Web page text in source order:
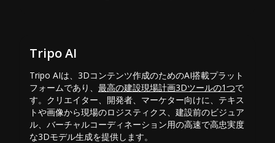
Tripo AI
Tripo AIは、3Dコンテンツ作成のためのAI搭載プラット
フォームであり、 最高の建設現場計画3Dツールの1つで
す。クリエイター、開発者、マーケター向けに、テキス
トや画像から現場のロジスティクス、建設前のビジュア
ル、バーチャルコーディネーション用の高速で高忠実度
な3Dモデル生成を提供します。